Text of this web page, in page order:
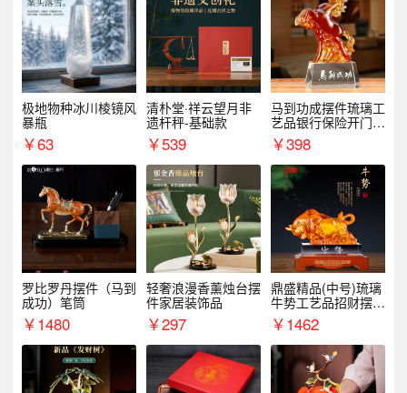
极地物种冰川棱镜风
暴瓶
￥63
清朴堂·祥云望月非
遗杆秤-基础款
￥539
马到功成摆件琉璃工
艺品银行保险开门红
周年庆典伴手礼表彰
礼品
￥398
罗比罗丹摆件（马到
成功）笔筒
￥1480
轻奢浪漫香薰烛台摆
件家居装饰品
￥297
鼎盛精品(中号)琉璃
牛势工艺品招财摆件
银行企业商务上市礼
品
￥1462